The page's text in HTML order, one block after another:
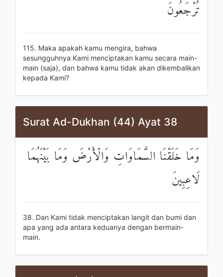
تُرْجَعُونَ
115. Maka apakah kamu mengira, bahwa
sesungguhnya Kami menciptakan kamu secara main-
main (saja), dan bahwa kamu tidak akan dikembalikan
kepada Kami?
Surat Ad-Dukhan (44) Ayat 38
وَمَا خَلَقْنَا السَّمَاوَاتِ وَالْأَرْضَ وَمَا بَيْنَهُمَا
لَاعِبِينَ
38. Dan Kami tidak menciptakan langit dan bumi dan
apa yang ada antara keduanya dengan bermain-
main.